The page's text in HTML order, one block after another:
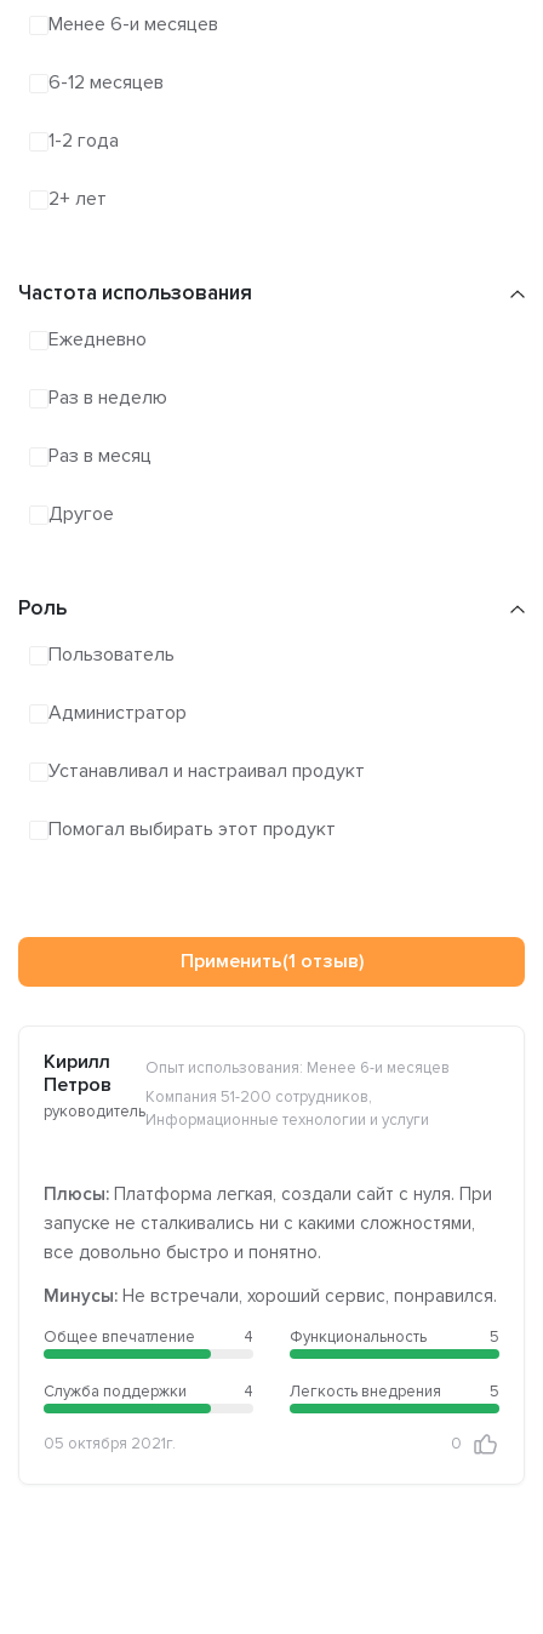
Менее 6-и месяцев
6-12 месяцев
1-2 года
2+ лет
Частота использования
Ежедневно
Раз в неделю
Раз в месяц
Другое
Роль
Пользователь
Администратор
Устанавливал и настраивал продукт
Помогал выбирать этот продукт
Применить(1 отзыв)
Кирилл
Петров
руководитель
Опыт использования: Менее 6-и месяцев
Компания 51-200 сотрудников,
Информационные технологии и услуги
Плюсы: Платформа легкая, создали сайт с нуля. При
запуске не сталкивались ни с какими сложностями,
все довольно быстро и понятно.
Минусы: Не встречали, хороший сервис, понравился.
Общее впечатление 4
Служба поддержки 4
Функциональность 5
Легкость внедрения 5
05 октября 2021г. 0